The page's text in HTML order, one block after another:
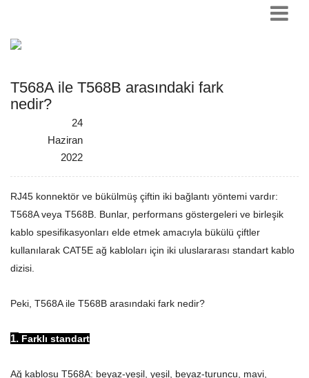
T568A ile T568B arasındaki fark
nedir?
24
Haziran
2022
RJ45 konnektör ve bükülmüş çiftin iki bağlantı yöntemi vardır:
T568A veya T568B. Bunlar, performans göstergeleri ve birleşik
kablo spesifikasyonları elde etmek amacıyla bükülü çiftler
kullanılarak CAT5E ağ kabloları için iki uluslararası standart kablo
dizisi.
Peki, T568A ile T568B arasındaki fark nedir?
1. Farklı standart
Ağ kablosu T568A: beyaz-yeşil, yeşil, beyaz-turuncu, mavi,